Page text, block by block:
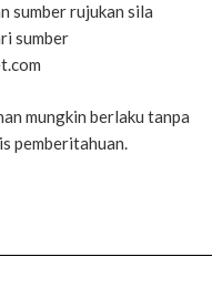
sumber rujukan sila
sumber
mungkin berlaku tanpa
pemberitahuan.